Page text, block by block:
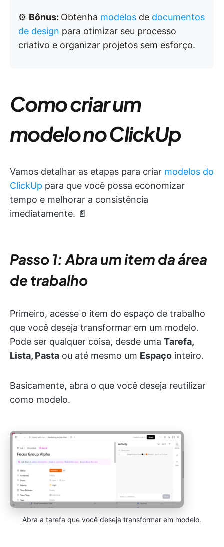
⚙️ Bônus: Obtenha modelos de documentos
de design para otimizar seu processo
criativo e organizar projetos sem esforço.
Como criar um
modelo no ClickUp
Vamos detalhar as etapas para criar modelos do
ClickUp para que você possa economizar
tempo e melhorar a consistência
imediatamente. 📄
Passo 1: Abra um item da área
de trabalho
Primeiro, acesse o item do espaço de trabalho
que você deseja transformar em um modelo.
Pode ser qualquer coisa, desde uma Tarefa,
Lista, Pasta ou até mesmo um Espaço inteiro.
Basicamente, abra o que você deseja reutilizar
como modelo.
Abra a tarefa que você deseja transformar em modelo.